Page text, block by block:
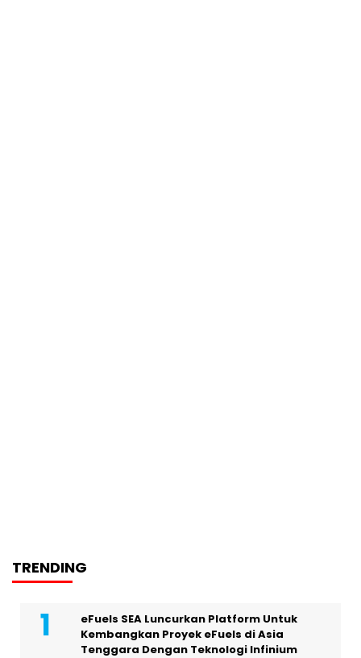
TRENDING
eFuels SEA Luncurkan Platform Untuk
Kembangkan Proyek eFuels di Asia
Tenggara Dengan Teknologi Infinium